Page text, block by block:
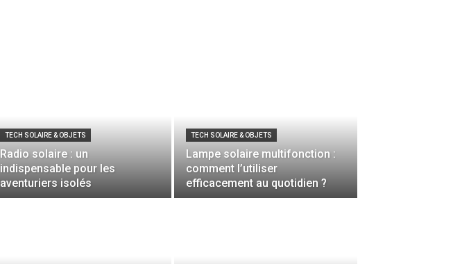
TECH SOLAIRE & OBJETS
Radio solaire : un
indispensable pour les
aventuriers isolés
TECH SOLAIRE & OBJETS
Lampe solaire multifonction :
comment l’utiliser
efficacement au quotidien ?